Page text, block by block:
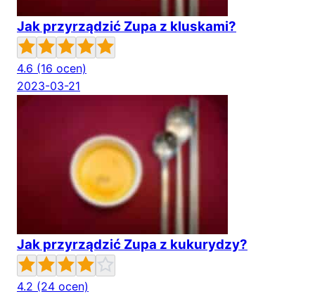
Jak przyrządzić Zupa z kluskami?
4.6 (16 ocen)
2023-03-21
Jak przyrządzić Zupa z kukurydzy?
4.2 (24 ocen)